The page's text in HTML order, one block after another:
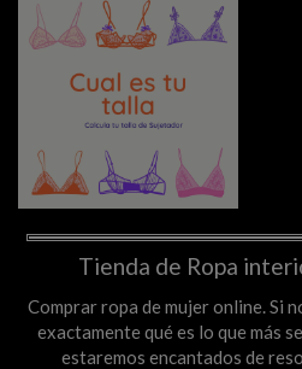
Tienda de Ropa
Comprar ropa de mujer online. Si
exactamente qué es lo que más
estaremos encantados de